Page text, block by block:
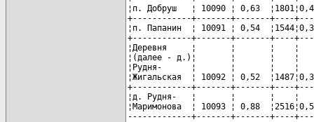
¦п. Добруш   ¦ 10090 ¦ 0,63
+------------+-------+-------+----
¦п. Папанин  ¦ 10091 ¦ 0,54
+------------+-------+-------+----
¦Деревня     ¦       ¦       ¦
¦(далее - д.)¦       ¦       ¦
¦Рудня-      ¦       ¦       ¦
¦Жигальская  ¦ 10092 ¦ 0,52
+------------+-------+-------+----
¦д. Рудня-   ¦       ¦       ¦
¦Маримонова  ¦ 10093 ¦ 0,88
-------------+-------+-------+----